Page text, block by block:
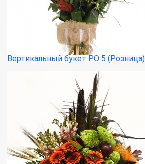
Вертикальный букет РО 5 (Розница)